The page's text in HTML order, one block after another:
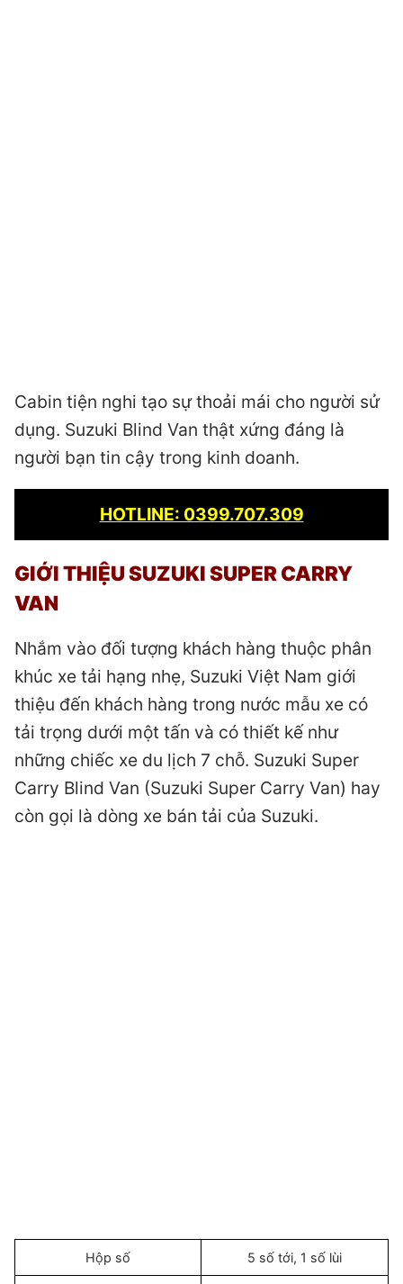
Cabin tiện nghi tạo sự thoải mái cho người sử
dụng. Suzuki Blind Van thật xứng đáng là
người bạn tin cậy trong kinh doanh.
HOTLINE: 0399.707.309
GIỚI THIỆU SUZUKI SUPER CARRY
VAN
Nhắm vào đối tượng khách hàng thuộc phân
khúc xe tải hạng nhẹ, Suzuki Việt Nam giới
thiệu đến khách hàng trong nước mẫu xe có
tải trọng dưới một tấn và có thiết kế như
những chiếc xe du lịch 7 chỗ. Suzuki Super
Carry Blind Van (Suzuki Super Carry Van) hay
còn gọi là dòng xe bán tải của Suzuki.
Hộp số 5 số tới, 1 số lùi